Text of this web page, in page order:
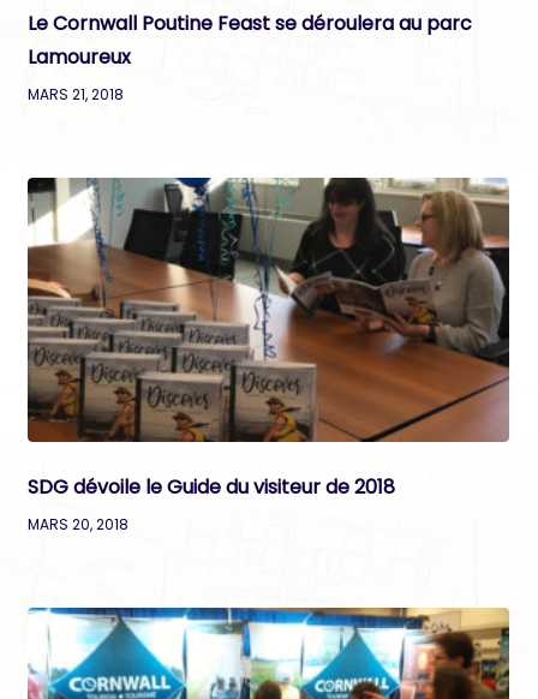
Le Cornwall Poutine Feast se déroulera au parc
Lamoureux
MARS 21, 2018
SDG dévoile le Guide du visiteur de 2018
MARS 20, 2018